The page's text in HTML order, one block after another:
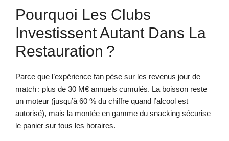
Pourquoi Les Clubs
Investissent Autant Dans La
Restauration ?
Parce que l’expérience fan pèse sur les revenus jour de
match : plus de 30 M€ annuels cumulés. La boisson reste
un moteur (jusqu’à 60 % du chiffre quand l’alcool est
autorisé), mais la montée en gamme du snacking sécurise
le panier sur tous les horaires.